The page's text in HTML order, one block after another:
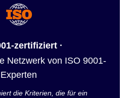
zertifiziert ·
Netzwerk von ISO 9001-
Experten
die Kriterien, die für ein